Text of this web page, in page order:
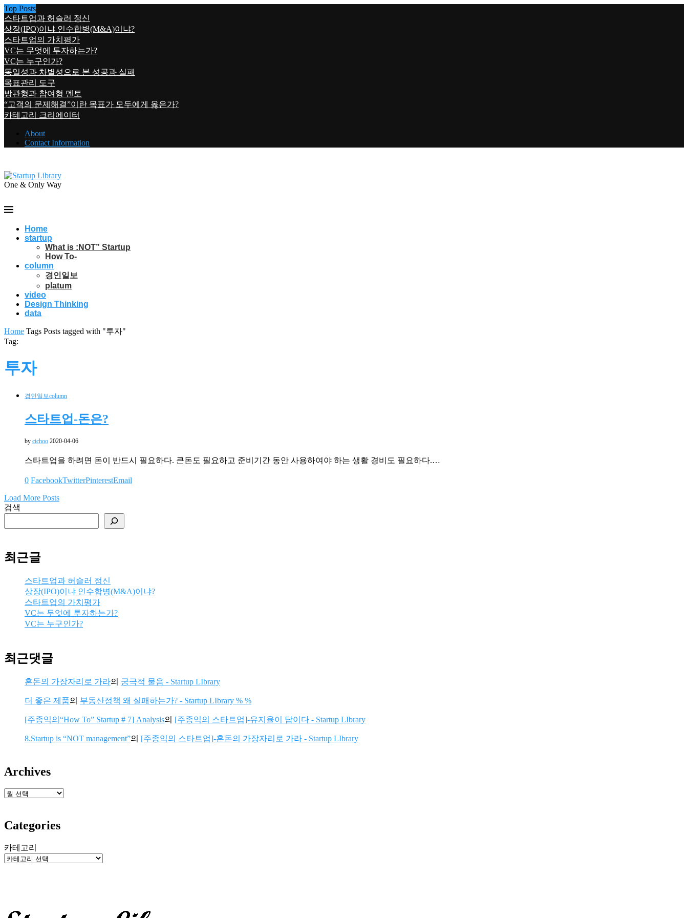
Top Posts
스타트업과 허슬러 정신
상장(IPO)이냐 인수합병(M&A)이냐?
스타트업의 가치평가
VC는 무엇에 투자하는가?
VC는 누구인가?
동일성과 차별성으로 본 성공과 실패
목표관리 도구
방관형과 참여형 멘토
“고객의 문제해결”이란 목표가 모두에게 옳은가?
카테고리 크리에이터
About
Contact Information
One & Only Way
Home
startup
What is :NOT” Startup
How To-
column
경인일보
platum
video
Design Thinking
data
Home Tags Posts tagged with "투자"
Tag:
투자
경인일보column
스타트업-돈은?
by cichoo 2020-04-06
스타트업을 하려면 돈이 반드시 필요하다. 큰돈도 필요하고 준비기간 동안 사용하여야 하는 생활 경비도 필요하다.…
0 FacebookTwitterPinterestEmail
Load More Posts
검색
최근글
스타트업과 허슬러 정신
상장(IPO)이냐 인수합병(M&A)이냐?
스타트업의 가치평가
VC는 무엇에 투자하는가?
VC는 누구인가?
최근댓글
혼돈의 가장자리로 가라의 궁극적 물음 - Startup LIbrary
더 좋은 제품의 부동산정책 왜 실패하는가? - Startup LIbrary % %
[주종익의“How To” Startup # 7] Analysis의 [주종익의 스타트업]-유지율이 답이다 - Startup LIbrary
8.Startup is “NOT management”의 [주종익의 스타트업]-혼돈의 가장자리로 가라 - Startup LIbrary
Archives
보
Categories
카테고리